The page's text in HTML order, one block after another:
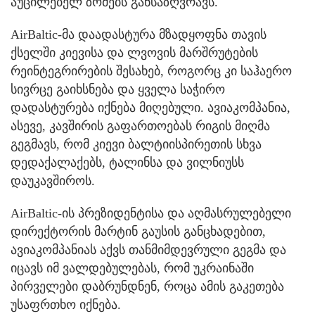
AirBaltic-მა დაადასტურა მზადყოფნა თავის
ქსელში კიევისა და ლვოვის მარშრუტების
რეინტეგრირების შესახებ, როგორც კი საჰაერო
სივრცე გაიხსნება და ყველა საჭირო
დადასტურება იქნება მიღებული. ავიაკომპანია,
ასევე, კავშირის გაფართოებას რიგის მიღმა
გეგმავს, რომ კიევი ბალტიისპირეთის სხვა
დედაქალაქებს, ტალინსა და ვილნიუსს
დაუკავშიროს.
AirBaltic-ის პრეზიდენტისა და აღმასრულებელი
დირექტორის მარტინ გაუსის განცხადებით,
ავიაკომპანიას აქვს თანმიმდევრული გეგმა და
იცავს იმ ვალდებულებას, რომ უკრაინაში
პირველები დაბრუნდნენ, როცა ამის გაკეთება
უსაფრთხო იქნება.